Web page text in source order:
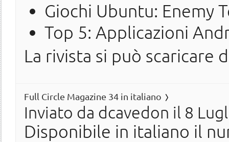
Giochi Ubuntu: Enemy
Top 5: Applicazioni
La rivista si può scaricare
Full Circle Magazine 34 in italiano
Inviato da dcavedon il 8
Disponibile in italiano il